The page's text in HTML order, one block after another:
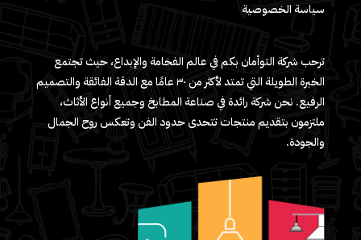
سياسة الخصوصية
ترحب شركة التوأمان بكم في عالم الفخامة والإبداع، حيث تجتمع
الخبرة الطويلة التي تمتد لأكثر من ٣٠ عامًا مع الدقة الفائقة والتصميم
الرفيع. نحن شركة رائدة في صناعة المطابخ وجميع أنواع الأثاث،
ملتزمون بتقديم منتجات تتحدى حدود الفن وتعكس روح الجمال
والجودة.